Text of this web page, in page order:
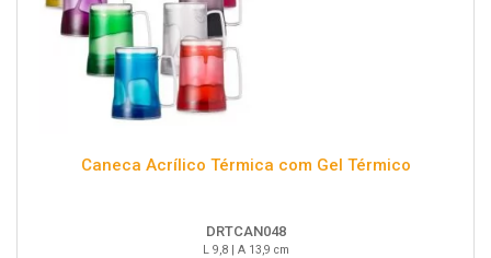
Caneca Acrílico Térmica com Gel Térmico
DRTCAN048
L 9,8 | A 13,9 cm